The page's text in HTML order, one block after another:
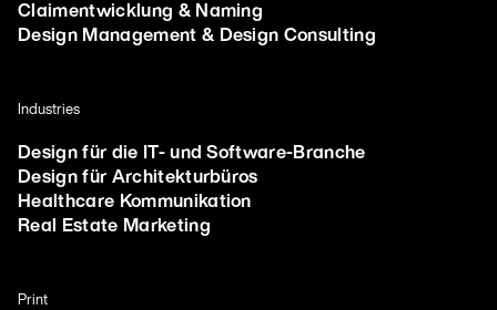
Claimentwicklung & Naming
Design Management & Design Consulting
Industries
Design für die IT- und Software-Branche
Design für Architekturbüros
Healthcare Kommunikation
Real Estate Marketing
Print